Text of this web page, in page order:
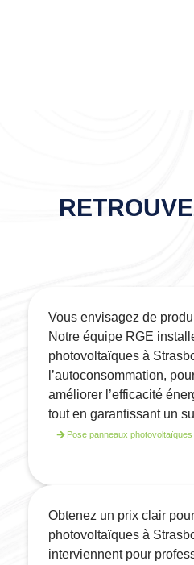
Vous envisagez de
Notre équipe RGE
photovoltaïques à
l’autoconsommation,
améliorer l’efficacité
tout en garantissant un
Pose panneaux
Obtenez un prix clair
photovoltaïques à
interviennent pour